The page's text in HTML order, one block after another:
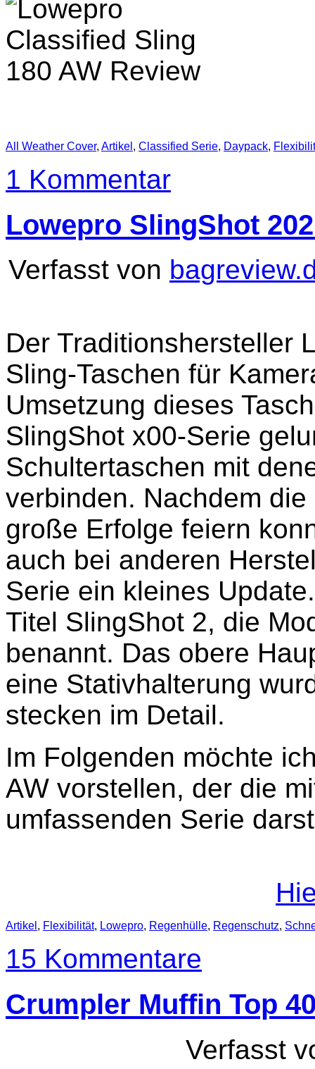
All Weather Cover, Artikel , Classified Serie, Daypack,
1 Kommentar
Lowepro SlingShot
Verfasst von
Der Traditionshersteller
Sling-Taschen für
Umsetzung dieses
SlingShot x00-Serie
Schultertaschen mit
verbinden. Nachdem
große Erfolge feiern
auch bei anderen
Serie ein kleines
Titel SlingShot 2, die
benannt. Das obere
eine Stativhalterung
stecken im Detail.
Im Folgenden möchte
AW vorstellen, der die
umfassenden Serie
Artikel , Flexibilität, Lowepro, Regenhülle, Regenschutz,
15 Kommentare
Crumpler Muffin Top
Verfasst